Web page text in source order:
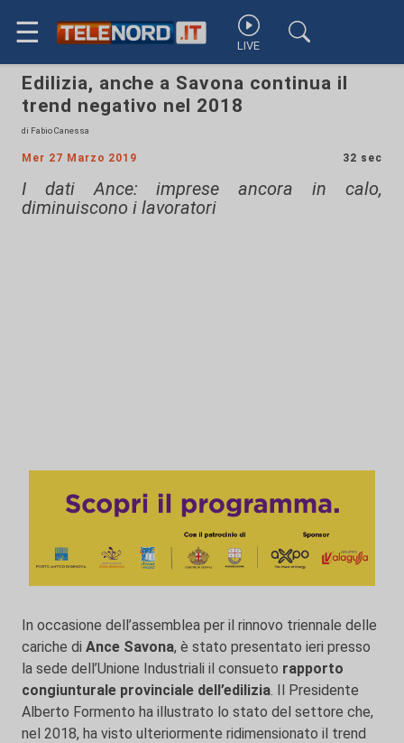
☰ LIVE
Edilizia, anche a Savona continua il
trend negativo nel 2018
di Fabio Canessa
Mer 27 Marzo 2019 32 sec
I dati Ance: imprese ancora in calo,
diminuiscono i lavoratori
In occasione dell’assemblea per il rinnovo triennale delle
cariche di Ance Savona, è stato presentato ieri presso
la sede dell’Unione Industriali il consueto rapporto
congiunturale provinciale dell’edilizia. Il Presidente
Alberto Formento ha illustrato lo stato del settore che,
nel 2018, ha visto ulteriormente ridimensionato il trend